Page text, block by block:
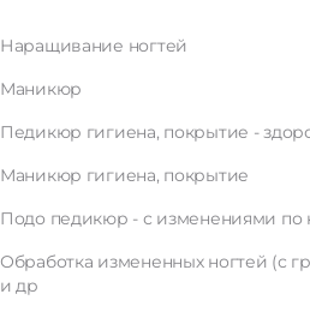
Наращивание ногтей
Маникюр
Педикюр гигиена, покрытие -
Маникюр гигиена, покрытие
Подо педикюр - с изменениями по
Обработка измененных ногтей (с
и др